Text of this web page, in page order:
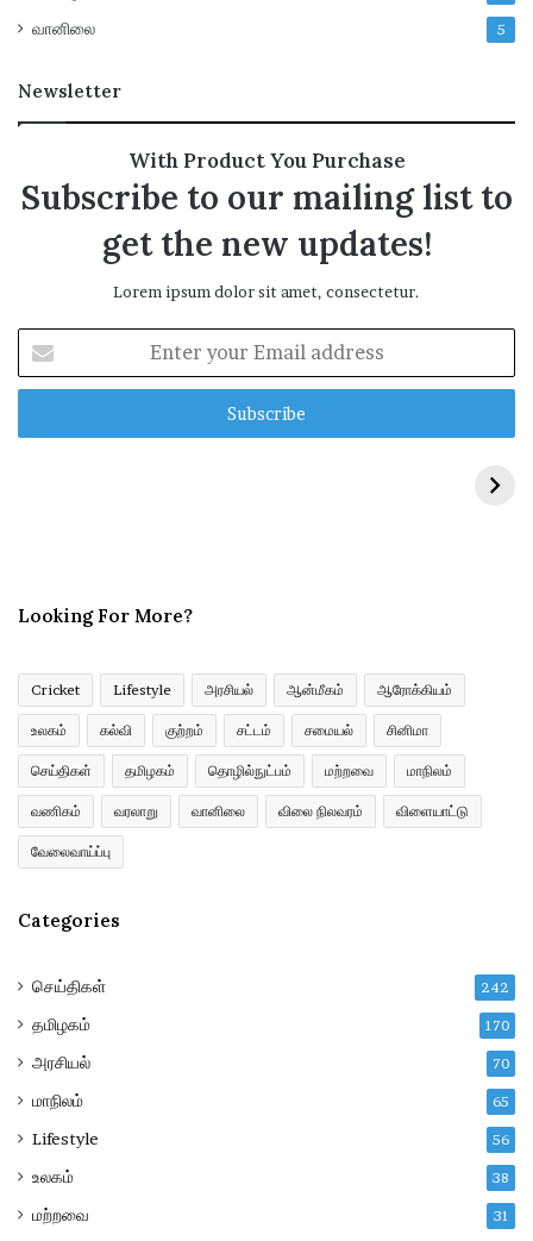
வானிலை 5
Newsletter
With Product You Purchase
Subscribe to our mailing list to
get the new updates!
Lorem ipsum dolor sit amet, consectetur.
t
r
a
d
e
s
Looking For More?
Cricket Lifestyle அரசியல் ஆன்மீகம் ஆரோக்கியம்
உலகம் கல்வி குற்றம் சட்டம் சமையல் சினிமா
செய்திகள் தமிழகம் தொழில்நுட்பம் மற்றவை மாநிலம்
வணிகம் வரலாறு வானிலை விலை நிலவரம் விளையாட்டு
வேலைவாய்ப்பு
Categories
செய்திகள் 242
தமிழகம் 170
அரசியல் 70
மாநிலம் 65
Lifestyle 56
உலகம் 38
மற்றவை 31